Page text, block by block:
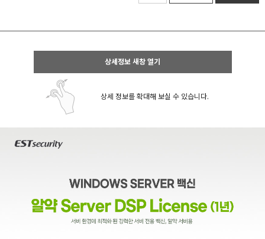
상세정보 새창 열기
상세 정보를 확대해 보실 수 있습니다.